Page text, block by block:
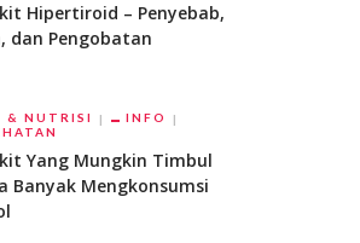
Hipertiroid – Penyebab,
dan Pengobatan
& NUTRISI
INFO
Yang Mungkin Timbul
Banyak Mengkonsumsi